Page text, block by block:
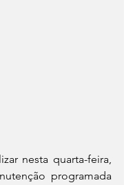
nesta quarta-feira,
programada